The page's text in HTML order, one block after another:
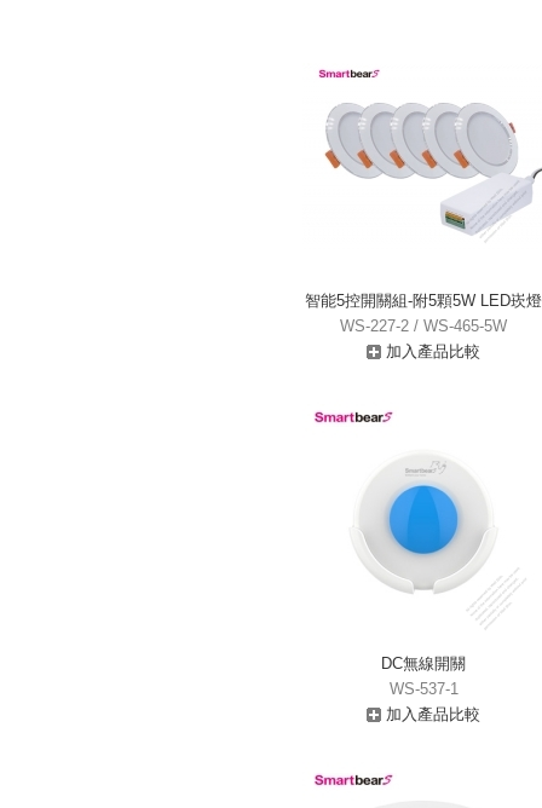
智能5控開關組-附5顆5W LED崁燈
WS-227-2 / WS-465-5W
加入產品比較
DC無線開關
WS-537-1
加入產品比較